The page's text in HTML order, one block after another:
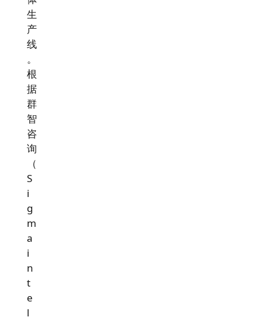
生
产
线
。
根
据
群
智
咨
询
（
S
i
g
m
a
i
n
t
e
l